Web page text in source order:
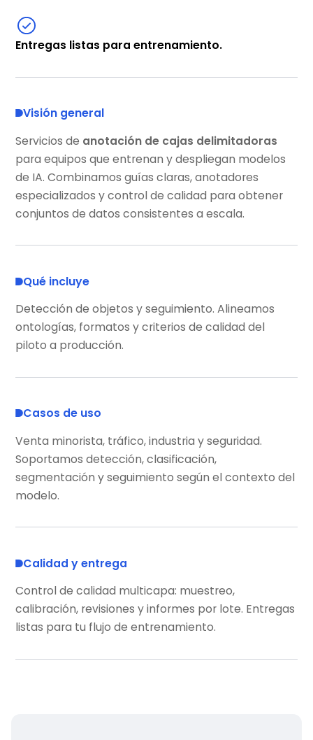
Entregas listas para entrenamiento.
Visión general
Servicios de anotación de cajas delimitadoras
para equipos que entrenan y despliegan modelos
de IA. Combinamos guías claras, anotadores
especializados y control de calidad para obtener
conjuntos de datos consistentes a escala.
Qué incluye
Detección de objetos y seguimiento. Alineamos
ontologías, formatos y criterios de calidad del
piloto a producción.
Casos de uso
Venta minorista, tráfico, industria y seguridad.
Soportamos detección, clasificación,
segmentación y seguimiento según el contexto del
modelo.
Calidad y entrega
Control de calidad multicapa: muestreo,
calibración, revisiones y informes por lote. Entregas
listas para tu flujo de entrenamiento.